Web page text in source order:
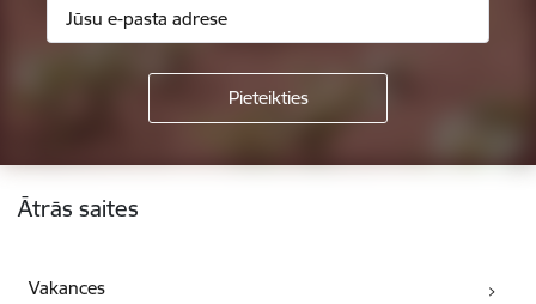
Kājene
Ātrās saites
Vakances